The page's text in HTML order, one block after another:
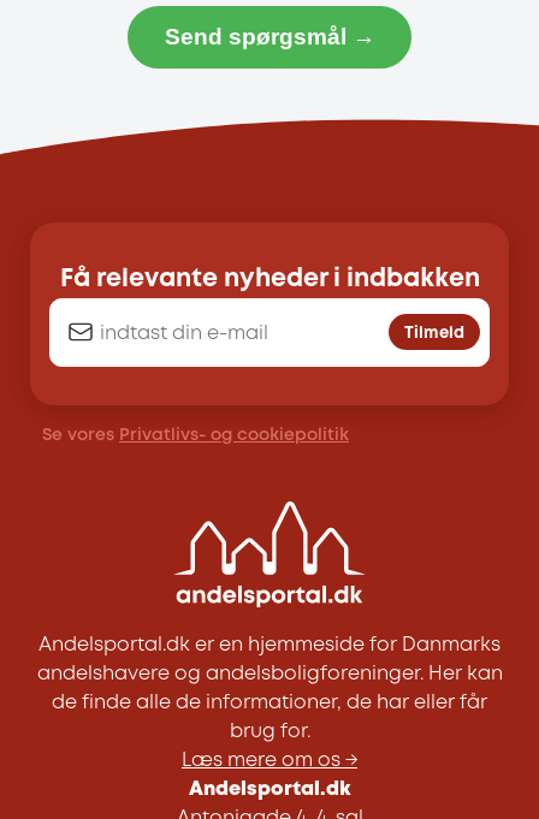
Send spørgsmål →
Få relevante nyheder i indbakken
Tilmeld
Se vores Privatlivs- og cookiepolitik
Andelsportal.dk er en hjemmeside for Danmarks
andelshavere og andelsboligforeninger. Her kan
de finde alle de informationer, de har eller får
brug for.
Læs mere om os →
Andelsportal.dk